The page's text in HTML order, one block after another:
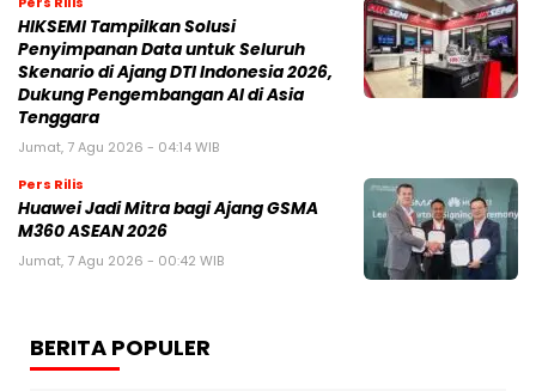
HIKSEMI Tampilkan Solusi
Penyimpanan Data untuk Seluruh
Skenario di Ajang DTI Indonesia 2026,
Dukung Pengembangan AI di Asia
Tenggara
Jumat, 7 Agu 2026 - 04:14 WIB
Pers Rilis
Huawei Jadi Mitra bagi Ajang GSMA
M360 ASEAN 2026
Jumat, 7 Agu 2026 - 00:42 WIB
BERITA POPULER